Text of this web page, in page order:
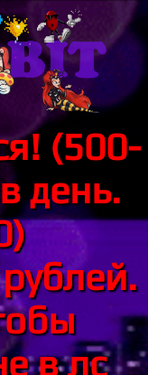
(500-
день.
в лс